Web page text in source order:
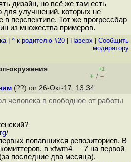
дизайн, но всё же там есть
для улучшений, которых не
в перспективе. Тот же прогрессбар
из множества примеров.
| ^ к родителю #20 Наверх
Cообщить
модератору
окружения
+1
+ / –
(??) on 26-Окт-17, 13:34
человека в свободное от работы
/
попавшихся репозиториев. В
в xfwm4 — 7 на первой
последние два месяца).